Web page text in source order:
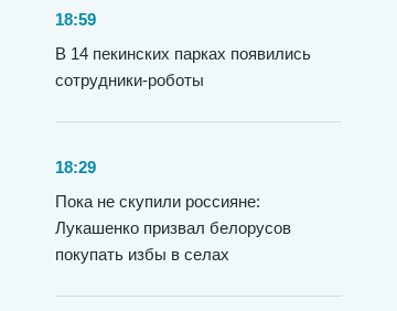
18:59
В 14 пекинских парках появились
сотрудники-роботы
18:29
Пока не скупили россияне:
Лукашенко призвал белорусов
покупать избы в селах